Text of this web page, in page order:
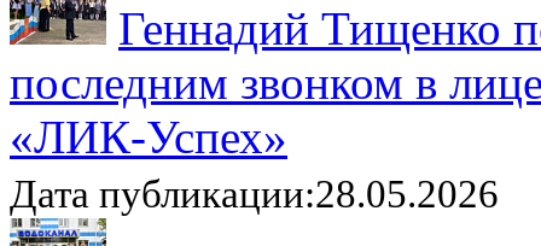
Геннадий Тищенко
последним звонком в
«ЛИК-Успех»
Дата публикации:28.05.2026